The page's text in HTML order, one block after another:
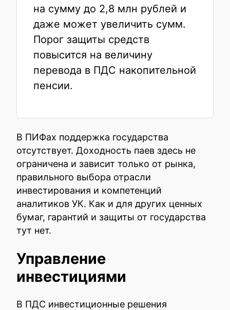
на сумму до 2,8 млн рублей и
даже может увеличить сумм.
Порог защиты средств
повысится на величину
перевода в ПДС накопительной
пенсии.
В ПИФах поддержка государства
отсутствует. Доходность паев здесь не
ограничена и зависит только от рынка,
правильного выбора отрасли
инвестирования и компетенций
аналитиков УК. Как и для других ценных
бумаг, гарантий и защиты от государства
тут нет.
Управление
инвестициями
В ПДС инвестиционные решения